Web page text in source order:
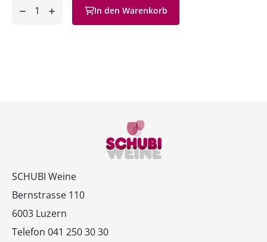
In den Warenkorb
Kontakt
SCHUBI Weine
Bernstrasse 110
6003 Luzern
Telefon 041 250 30 30